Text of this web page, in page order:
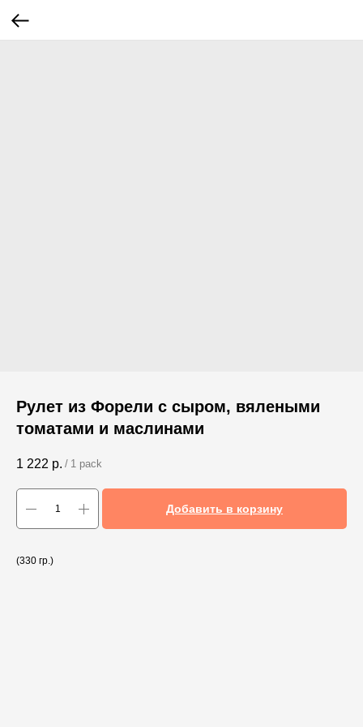
Рулет из Форели с сыром, вялеными
томатами и маслинами
1 222 р. / 1 pack
Добавить в корзину
(330 гр.)